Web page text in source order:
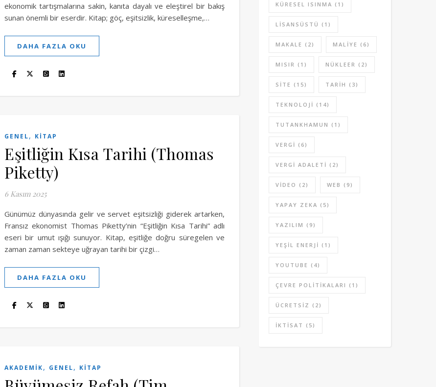
ekonomik tartışmalarına sakin, kanıta dayalı ve eleştirel bir bakış
sunan önemli bir eserdir. Kitap; göç, eşitsizlik, küreselleşme,…
DAHA FAZLA OKU
GENEL, KITAP
Eşitliğin Kısa Tarihi (Thomas
Piketty)
6 Kasım 2025
Günümüz dünyasında gelir ve servet eşitsizliği giderek artarken,
Fransız ekonomist Thomas Piketty’nin “Eşitliğin Kısa Tarihi” adlı
eseri bir umut ışığı sunuyor. Kitap, eşitliğe doğru süregelen ve
zaman zaman sekteye uğrayan tarihi bir çizgi…
DAHA FAZLA OKU
AKADEMIK, GENEL, KITAP
KÜRESEL ISINMA (1)
LISANSÜSTÜ (1)
MAKALE (2) MALIYE (6)
MISIR (1) NÜKLEER (2)
SITE (15) TARIH (3)
TEKNOLOJI (14)
TUTANKHAMUN (1)
VERGI (6)
VERGI ADALETI (2)
VIDEO (2) WEB (9)
YAPAY ZEKA (5)
YAZILIM (9)
YEŞIL ENERJI (1)
YOUTUBE (4)
ÇEVRE POLITIKALARI (1)
ÜCRETSIZ (2)
İKTISAT (5)